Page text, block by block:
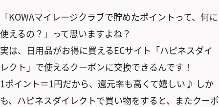
「KOWAマイレージクラブで貯めたポイントって、何に
使えるの？」って思いますよね？
実は、日用品がお得に買えるECサイト「ハピネスダイ
レクト」で使えるクーポンに交換できるんです！
1ポイント＝1円だから、還元率も高くて嬉しい♪ しか
も、ハピネスダイレクトで買い物をすると、またクーポ